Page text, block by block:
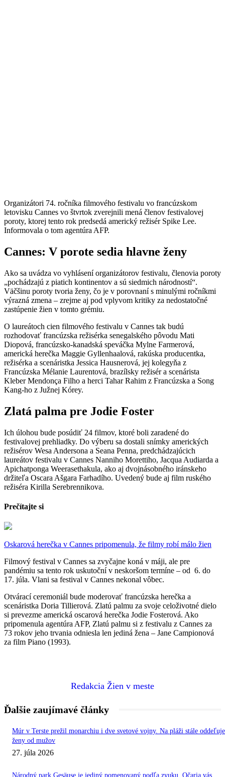
Organizátori 74. ročníka filmového festivalu vo francúzskom
letovisku Cannes vo štvrtok zverejnili mená členov festivalovej
poroty, ktorej tento rok predsedá americký režisér Spike Lee.
Informovala o tom agentúra AFP.
Cannes: V porote sedia hlavne ženy
Ako sa uvádza vo vyhlásení organizátorov festivalu, členovia poroty
„pochádzajú z piatich kontinentov a sú siedmich národností“.
Väčšinu poroty tvoria ženy, čo je v porovnaní s minulými ročníkmi
výrazná zmena – zrejme aj pod vplyvom kritiky za nedostatočné
zastúpenie žien v tomto grémiu.
O laureátoch cien filmového festivalu v Cannes tak budú
rozhodovať francúzska režisérka senegalského pôvodu Mati
Diopová, francúzsko-kanadská speváčka Mylne Farmerová,
americká herečka Maggie Gyllenhaalová, rakúska producentka,
režisérka a scenáristka Jessica Hausnerová, jej kolegyňa z
Francúzska Mélanie Laurentová, brazílsky režisér a scenárista
Kleber Mendonça Filho a herci Tahar Rahim z Francúzska a Song
Kang-ho z Južnej Kórey.
Zlatá palma pre Jodie Foster
Ich úlohou bude posúdiť 24 filmov, ktoré boli zaradené do
festivalovej prehliadky. Do výberu sa dostali snímky amerických
režisérov Wesa Andersona a Seana Penna, predchádzajúcich
laureátov festivalu v Cannes Nanniho Morettiho, Jacqua Audiarda a
Apichatponga Weerasethakula, ako aj dvojnásobného iránskeho
držiteľa Oscara Ašgara Farhadího. Uvedený bude aj film ruského
režiséra Kirilla Serebrennikova.
Prečítajte si
Oskarová herečka v Cannes pripomenula, že filmy robí málo žien
Filmový festival v Cannes sa zvyčajne koná v máji, ale pre
pandémiu sa tento rok uskutoční v neskoršom termíne – od 6. do
17. júla. Vlani sa festival v Cannes nekonal vôbec.
Otvárací ceremoniál bude moderovať francúzska herečka a
scenáristka Doria Tillierová. Zlatú palmu za svoje celoživotné dielo
si prevezme americká oscarová herečka Jodie Fosterová. Ako
pripomenula agentúra AFP, Zlatú palmu si z festivalu z Cannes za
73 rokov jeho trvania odniesla len jediná žena – Jane Campionová
za film Piano (1993).
Redakcia Žien v meste
Ďalšie zaujímavé články
Múr v Terste prežil monarchiu i dve svetové vojny. Na pláži stále oddeľuje
ženy od mužov
27. júla 2026
Národný park Gesäuse je jediný pomenovaný podľa zvuku. Očaria vás